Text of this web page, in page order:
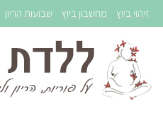
זיהוי ביוץ מחשבון ביוץ שבועות הריון